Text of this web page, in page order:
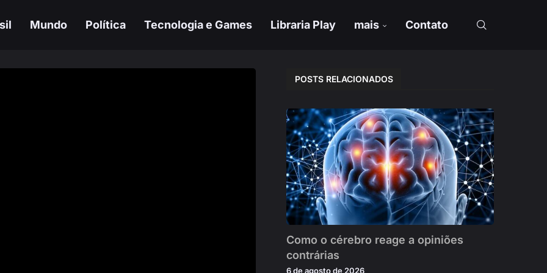
Mundo Política Tecnologia e Games Libraria Play mais Contato
POSTS RELACIONADOS
Como o cérebro reage a opiniões
contrárias
6 de agosto de 2026